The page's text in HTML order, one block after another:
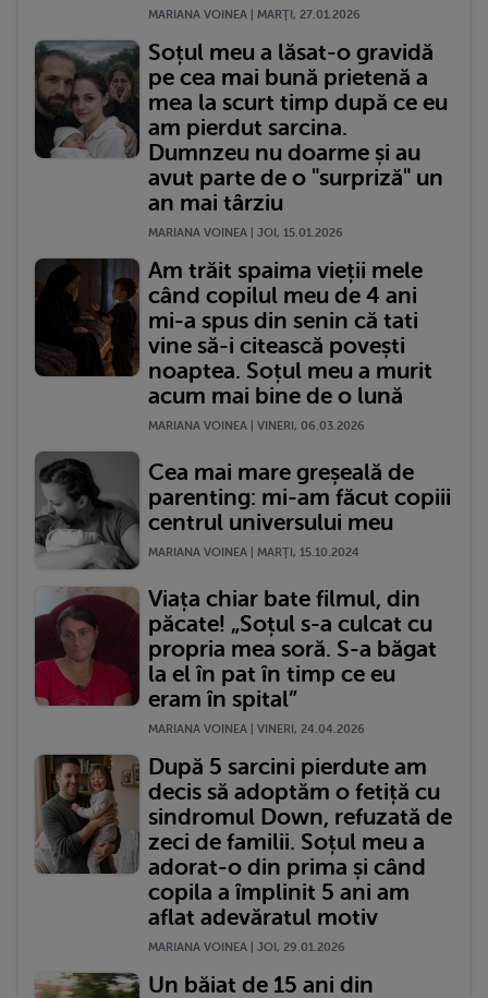
MARIANA VOINEA | MARŢI, 27.01.2026
Soțul meu a lăsat-o gravidă
pe cea mai bună prietenă a
mea la scurt timp după ce eu
am pierdut sarcina.
Dumnzeu nu doarme și au
avut parte de o "surpriză" un
an mai târziu
MARIANA VOINEA | JOI, 15.01.2026
Am trăit spaima vieții mele
când copilul meu de 4 ani
mi-a spus din senin că tati
vine să-i citească povești
noaptea. Soțul meu a murit
acum mai bine de o lună
MARIANA VOINEA | VINERI, 06.03.2026
Cea mai mare greșeală de
parenting: mi-am făcut copiii
centrul universului meu
MARIANA VOINEA | MARŢI, 15.10.2024
Viața chiar bate filmul, din
păcate! „Soțul s-a culcat cu
propria mea soră. S-a băgat
la el în pat în timp ce eu
eram în spital”
MARIANA VOINEA | VINERI, 24.04.2026
După 5 sarcini pierdute am
decis să adoptăm o fetiță cu
sindromul Down, refuzată de
zeci de familii. Soțul meu a
adorat-o din prima și când
copila a împlinit 5 ani am
aflat adevăratul motiv
MARIANA VOINEA | JOI, 29.01.2026
Un băiat de 15 ani din